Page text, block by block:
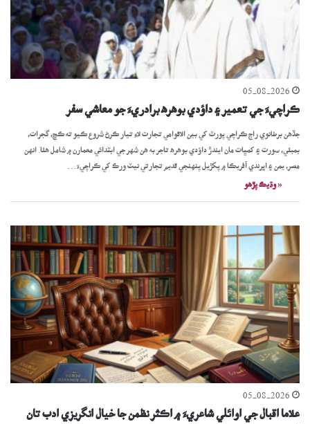
05-08-2026
ڪراچيءَ جي تعمير ۽ داؤدي بوهره برادريءَ جو معاشي سفر
جڏهن برطانوي راڄ ڪراچي پورٽ کي بين الاقوامي تجارت لاءِ تيار ڪرڻ شروع ڪيو ته ڪڇ، گجرات،
بمبئي، سورت ۽ کمڀات مان ايندڙ داؤدي بوهره تاجر به هن شهر جي ابتدائي معمارن ۾ شامل هئا. انهن
مصر، يمن ۽ اڀرندي آفريڪا ۾ پکڙيل پنهنجي قديم تجارتي نيٽ ورڪ کي ڪراچيءَ…
« وڌيڪ پڙھو
05-08-2026
علاما اقبال جي اوائلي شاعريءَ ۾ اڪثر نظمن جا خيال انگريزي ادب تان